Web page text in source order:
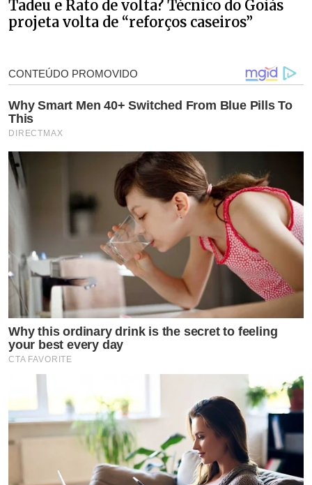
Tadeu e Rato de volta? Técnico do Goiás
projeta volta de “reforços caseiros”